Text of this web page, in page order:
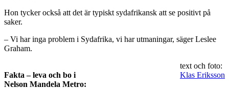
Hon tycker också att det är typiskt sydafrikansk att se positivt på
saker.
– Vi har inga problem i Sydafrika, vi har utmaningar, säger Leslee
Graham.
text och foto:
Klas Eriksson
Fakta – leva och bo i
Nelson Mandela Metro: